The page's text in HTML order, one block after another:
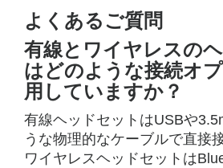
よくあるご質問
有線とワイヤレスの
はどのような接続オ
用していますか？
有線ヘッドセットはUSBや
うな物理的なケーブルで直接
ワイヤレスヘッドセットは